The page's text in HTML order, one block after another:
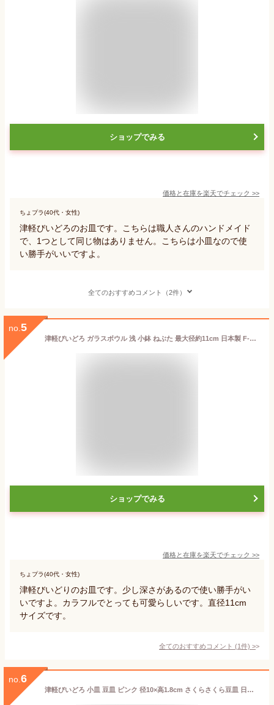
ショップでみる
価格と在庫を楽天でチェック >>
ちょプラ(40代・女性)
津軽びいどろのお皿です。こちらは職人さんのハンドメイド
で、1つとして同じ物はありません。こちらは小皿なので使
い勝手がいいですよ。
全てのおすすめコメント（2件）
no. 5
津軽びいどろ ガラスボウル 浅 小鉢 ねぶた 最大径約11cm 日本製 F-71167｜豆皿 おしゃれ 小鉢 ガラス 食器 青森 皿 器 食器 ねぶた おしゃれ インテリア 日本 伝統工芸 食卓 ガラス 単品
ショップでみる
価格と在庫を楽天でチェック >>
ちょプラ(40代・女性)
津軽びいどりのお皿です。少し深さがあるので使い勝手がい
いですよ。カラフルでとっても可愛らしいです。直径11cm
サイズです。
全てのおすすめコメント (1件) >
no. 6
津軽びいどろ 小皿 豆皿 ピンク 径10×高1.8cm さくらさくら豆皿 日本製 化粧箱入 F79442｜インテリア プレゼント ギフト 食器 ケーキ レストラン 贈り物 容器 ガラス 雑貨 カフェ 皿 デザート デザイン オードブル ブランド バー 醤油 プレート おしゃれ 食卓 調味料 単品